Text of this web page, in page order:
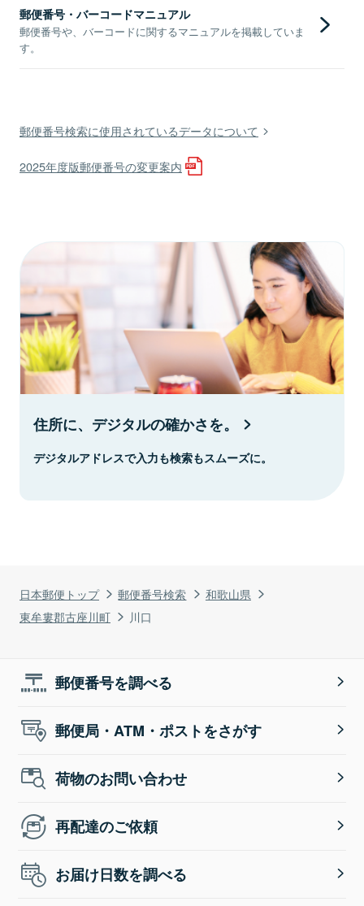
日本郵便トップ 郵便番号検索
和歌山県
東牟婁郡古座川町
川口
郵便番号・バーコードマニュアル
郵便番号や、バーコードに関するマニュアルを掲載していま
す。
郵便番号検索に使用されているデータについて
2025年度版郵便番号の変更案内
住所に、デジタルの確かさを。
デジタルアドレスで入力も検索もスムーズに。
郵便番号を調べる
郵便局・ATM・ポストをさがす
荷物のお問い合わせ
再配達のご依頼
お届け日数を調べる